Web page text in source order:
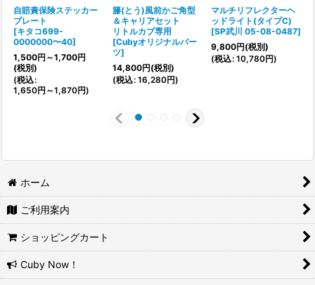
自賠責保険ステッカー
プレート
[キタコ699-
0000000〜40]
1,500円 ～1,700円
(税別)
(税込:
1,650円 ～1,870円)
籐(とう)風前かご角型
＆キャリアセット
リトルカブ専用
[Cubyオリジナルパー
ツ]
14,800円(税別)
(税込: 16,280円)
マルチリフレクターヘ
ッドライト(タイプC)
[SP武川 05-08-0487]
9,800円(税別)
(税込: 10,780円)
ホーム
ご利用案内
ショッピングカート
Cuby Now！